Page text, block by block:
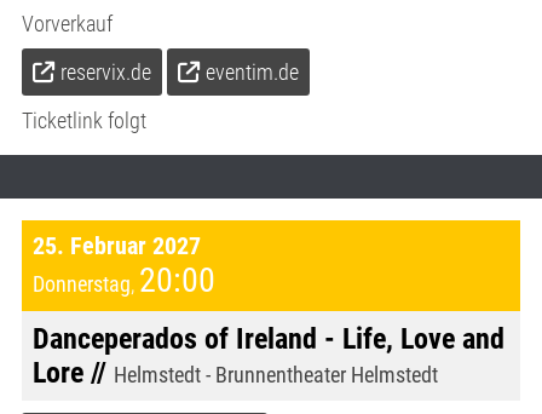
Vorverkauf
reservix.de
eventim.de
Ticketlink folgt
25. Februar 2027
Donnerstag, 20:00
Danceperados of Ireland - Life, Love and
Lore // Helmstedt - Brunnentheater Helmstedt